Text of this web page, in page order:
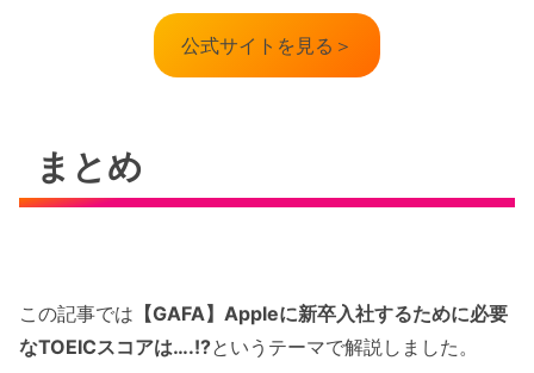
公式サイトを見る＞
まとめ
この記事では 【GAFA】Appleに新卒入社するために必要
なTOEICスコアは….!?というテーマで解説しました。